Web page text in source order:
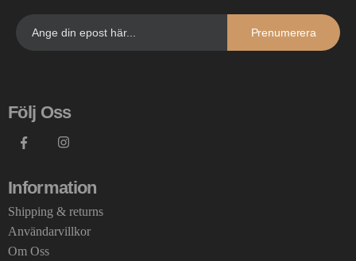
Prenumerera
Följ Oss
Information
Shipping & returns
Användarvillkor
Om Oss